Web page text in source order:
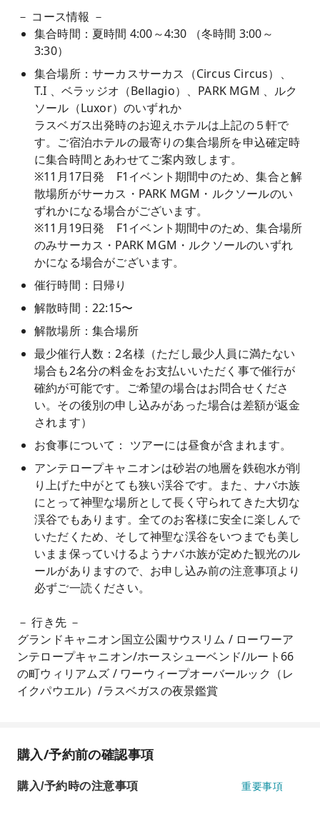
クパウエル」にも立ち寄ります。
夜ラスベガスに到着する際に、街の入り口の丘か
ら闇に浮かび上がるような美しい「ラスベガスの
夜景」を鑑賞します。
長距離・長時間のツアーを安全に運行するため、
運転手は完全途中交代制の2名体制にて催行いた
します。
※※年末年始＆2024年2月以降の卒業旅行シーズ
ンは毎日催行※※
－ コース情報 －
集合時間：夏時間 4:00～4:30 （冬時間 3:00～
3:30）
集合場所：サーカスサーカス（Circus Circus）、
T.I 、ベラッジオ（Bellagio）、PARK MGM 、ルク
ソール（Luxor）のいずれか
ラスベガス出発時のお迎えホテルは上記の５軒で
す。ご宿泊ホテルの最寄りの集合場所を申込確定時
に集合時間とあわせてご案内致します。
※11月17日発 F1イベント期間中のため、集合と解
散場所がサーカス・PARK MGM・ルクソールのい
ずれかになる場合がございます。
※11月19日発 F1イベント期間中のため、集合場所
のみサーカス・PARK MGM・ルクソールのいずれ
かになる場合がございます。
催行時間：日帰り
解散時間：22:15〜
解散場所：集合場所
最少催行人数：2名様（ただし最少人員に満たない
場合も2名分の料金をお支払いいただく事で催行が
確約が可能です。ご希望の場合はお問合せくださ
い。その後別の申し込みがあった場合は差額が返金
されます）
お食事について： ​ツアーには昼食が含まれます。
アンテロープキャニオンは砂岩の地層を鉄砲水が削
り上げた中がとても狭い渓谷です。また、ナバホ族
にとって神聖な場所として長く守られてきた大切な
渓谷でもあります。全てのお客様に安全に楽しんで
いただくため、そして神聖な渓谷をいつまでも美し
いまま保っていけるようナバホ族が定めた観光のル
ールがありますので、お申し込み前の注意事項より
必ずご一読ください。
－ 行き先 －
グランドキャニオン国立公園サウスリム / ローワーア
ンテロープキャニオン/ホースシューベンド​/ルート66
の町ウィリアムズ / ワーウィープオーバールック（レ
イクパウエル）/ラスベガスの夜景鑑賞
購入/予約前の確認事項
購入/予約時の注意事項 重要事項